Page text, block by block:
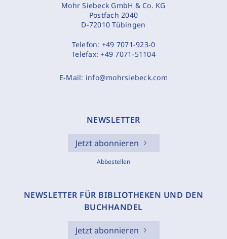
Mohr Siebeck GmbH & Co. KG
Postfach 2040
D-72010 Tübingen
Telefon: +49 7071-923-0
Telefax:+49 7071-51104
E-Mail: info@mohrsiebeck.com
NEWSLETTER
Jetzt abonnieren
Abbestellen
NEWSLETTER FÜR BIBLIOTHEKEN UND DEN
BUCHHANDEL
Jetzt abonnieren